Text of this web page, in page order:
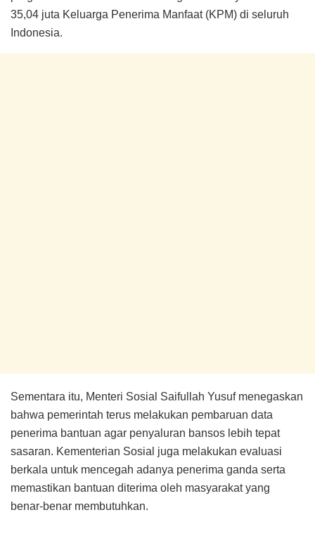
35,04 juta Keluarga Penerima Manfaat (KPM) di seluruh
Indonesia.
Sementara itu, Menteri Sosial Saifullah Yusuf menegaskan
bahwa pemerintah terus melakukan pembaruan data
penerima bantuan agar penyaluran bansos lebih tepat
sasaran. Kementerian Sosial juga melakukan evaluasi
berkala untuk mencegah adanya penerima ganda serta
memastikan bantuan diterima oleh masyarakat yang
benar-benar membutuhkan.